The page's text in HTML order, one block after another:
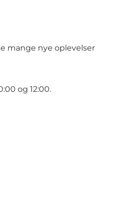
mange nye oplevelser
og 12:00.